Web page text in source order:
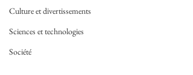
Culture et divertissements
Sciences et technologies
Société